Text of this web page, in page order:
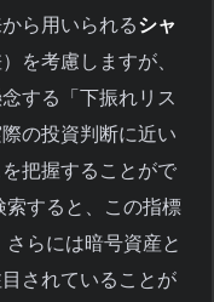
ら用いられるシャ
を考慮しますが、
する「下振れリス
の投資判断に近い
把握することがで
索すると、この指標
らには暗号資産と
されていることが